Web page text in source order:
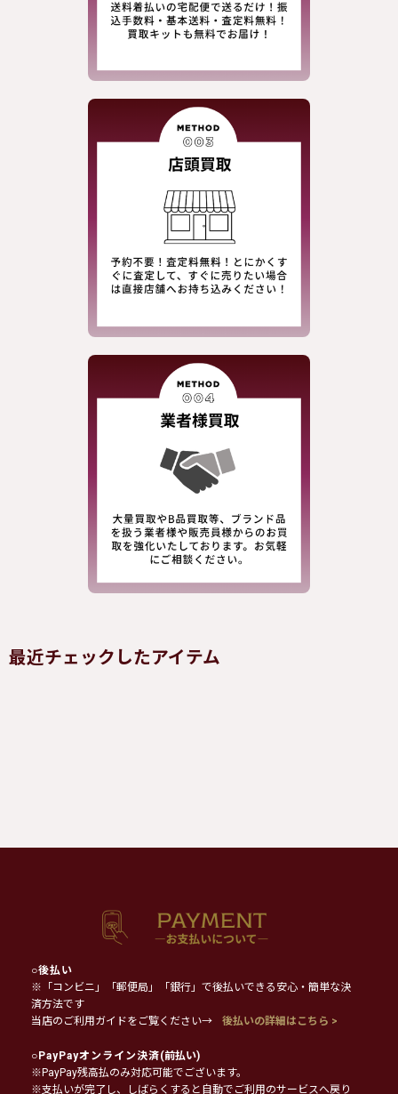
最近チェックしたアイテム
○後払い
※「コンビニ」「郵便局」「銀行」で後払いできる安心・簡単な決
済方法です
当店のご利用ガイドをご覧ください→
後払いの詳細はこちら >
○PayPayオンライン決済(前払い)
※PayPay残高払のみ対応可能でございます。
※支払いが完了し、しばらくすると自動でご利用のサービスへ戻り